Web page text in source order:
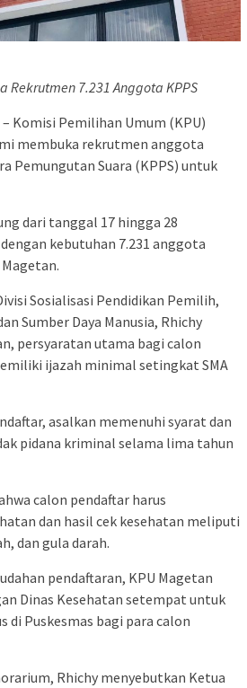
Rekrutmen 7.231 Anggota KPPS
– Komisi Pemilihan Umum (KPU)
membuka rekrutmen anggota
Pemungutan Suara (KPPS) untuk
dari tanggal 17 hingga 28
kebutuhan 7.231 anggota
Magetan.
Sosialisasi Pendidikan Pemilih,
Sumber Daya Manusia, Rhichy
persyaratan utama bagi calon
ijazah minimal setingkat SMA
asalkan memenuhi syarat dan
pidana kriminal selama lima tahun
calon pendaftar harus
dan hasil cek kesehatan meliputi
dan gula darah.
pendaftaran, KPU Magetan
Dinas Kesehatan setempat untuk
di Puskesmas bagi para calon
Rhichy menyebutkan Ketua